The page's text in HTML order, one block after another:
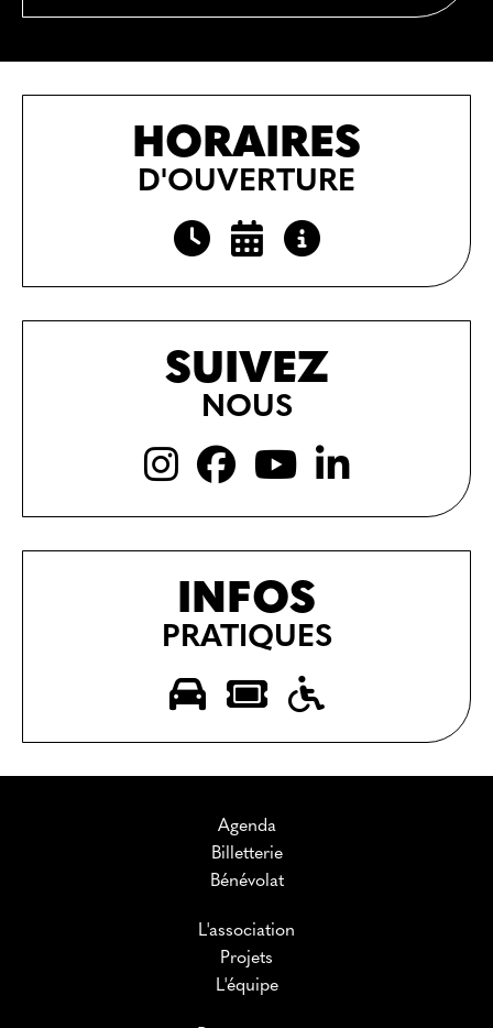
HORAIRES
D'OUVERTURE
SUIVEZ
NOUS
INFOS
PRATIQUES
Agenda
Billetterie
Bénévolat
L'association
Projets
L'équipe